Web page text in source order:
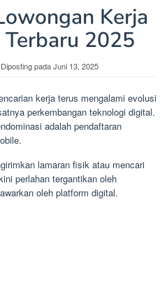
Kerja
2025
Diposting padaJuni 13, 2025
kerja terus mengalami evolusi
perkembangan teknologi digital.
adalah pendaftaran
lamaran fisik atau mencari
perlahan tergantikan oleh
oleh platform digital.